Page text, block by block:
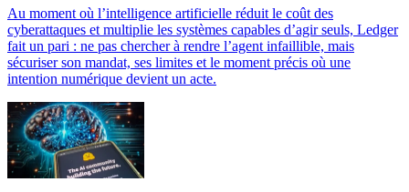
Au moment où l’intelligence artificielle réduit le coût des
cyberattaques et multiplie les systèmes capables d’agir seuls, Ledger
fait un pari : ne pas chercher à rendre l’agent infaillible, mais
sécuriser son mandat, ses limites et le moment précis où une
intention numérique devient un acte.